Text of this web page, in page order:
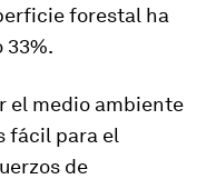
forestal ha
33%.
el medio ambiente
fácil para el
de